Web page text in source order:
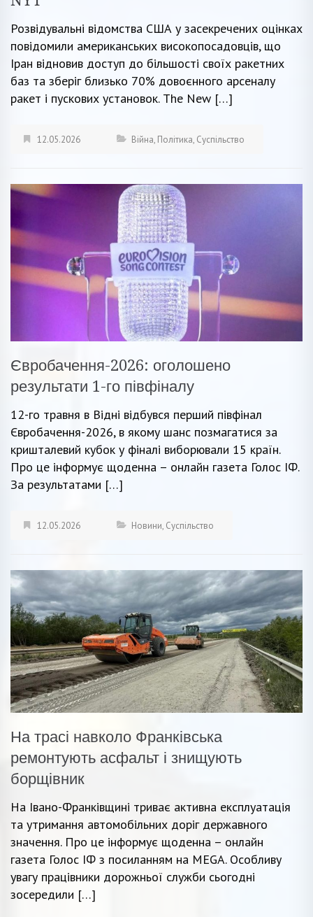
Розвідувальні відомства США у засекречених оцінках
повідомили американських високопосадовців, що
Іран відновив доступ до більшості своїх ракетних
баз та зберіг близько 70% довоєнного арсеналу
ракет і пускових установок. The New […]
12.05.2026 Війна, Політика, Суспільство
Євробачення-2026: оголошено
результати 1-го півфіналу
12-го травня в Відні відбувся перший півфінал
Євробачення-2026, в якому шанс позмагатися за
кришталевий кубок у фіналі виборювали 15 країн.
Про це інформує щоденна – онлайн газета Голос ІФ.
За результатами […]
12.05.2026 Новини, Суспільство
На трасі навколо Франківська
ремонтують асфальт і знищують
борщівник
На Івано-Франківщині триває активна експлуатація
та утримання автомобільних доріг державного
значення. Про це інформує щоденна – онлайн
газета Голос ІФ з посиланням на MEGA. Особливу
увагу працівники дорожньої служби сьогодні
зосередили […]